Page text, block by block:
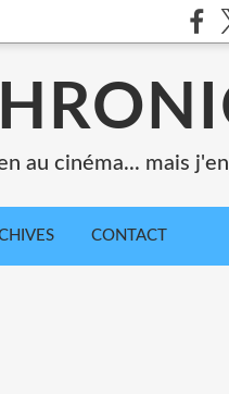
au cinéma... mais
CONTACT